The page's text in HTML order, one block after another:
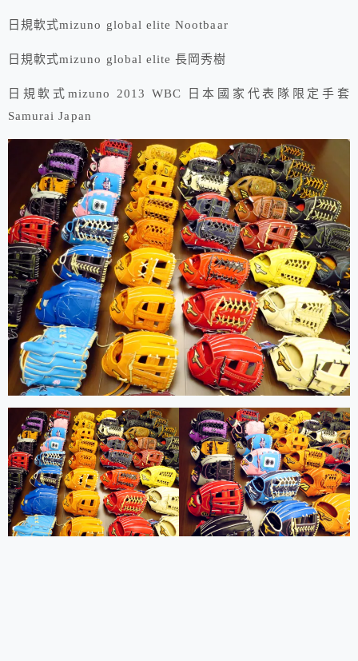
日規軟式mizuno global elite Nootbaar
日規軟式mizuno global elite 長岡秀樹
日規軟式mizuno 2013 WBC 日本國家代表隊限定手套
Samurai Japan